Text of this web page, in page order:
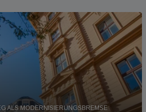
ALS MODERNISIERUNGSBREMSE